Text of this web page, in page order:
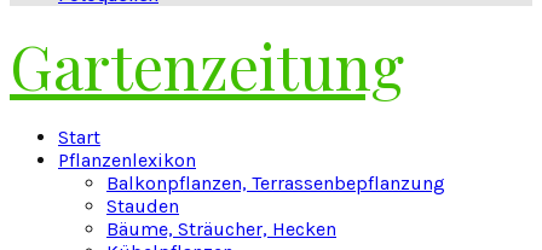
Gartenzeitung
Start
Pflanzenlexikon
Balkonpflanzen, Terrassenbepflanzung
Stauden
Bäume, Sträucher, Hecken